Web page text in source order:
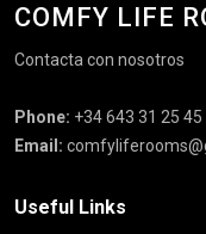
COMFY LIFE
Contacta con nosotros
Phone: +34 643 31 25 45
Email:
Useful Links